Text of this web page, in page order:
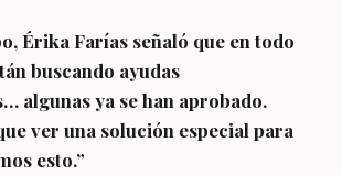
Érika Farías señaló que en todo
buscando ayudas
algunas ya se han aprobado.
ver una solución especial para
esto.”